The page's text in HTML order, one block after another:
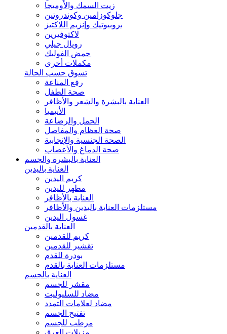
زيت السمك والأوميجا
جلوكوزامين وكوندروتين
بروبيوتيك وإنزيم اللاكتيز
لاكتوفيرين
رويال جيلي
حمض الفوليك
مكملات أخرى
تسوق حسب الحالة
رفع المناعة
صحة الطفل
العناية بالبشرة والشعر والأظافر
الأنيميا
الحمل والرضاعة
صحة العظام والمفاصل
الصحة الجنسية والإنجابية
صحة الدماغ والأعصاب
العناية بالبشرة والجسم
العناية باليدين
كريم اليدين
مطهر لليدين
العناية بالأظافر
مستلزمات العناية باليدين والأظافر
غسول اليدين
العناية بالقدمين
كريم للقدمين
تقشير للقدمين
بودرة للقدم
مستلزمات العناية بالقدم
العناية بالجسم
مقشر للجسم
مضاد للسليوليت
مضاد لعلامات التمدد
تفتيح الجسم
مرطب للجسم
مزيلات العرق